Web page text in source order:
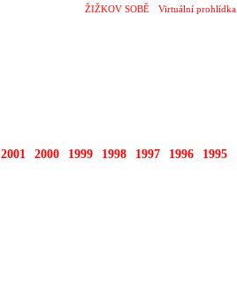
ŽIŽKOV SOBĚ Virtuální prohlídka
2001 2000 1999 1998 1997 1996 1995